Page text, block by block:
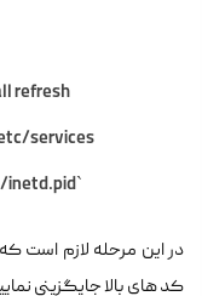
refresh
services
در این مرحله لازم است
کد های بالا جایگزینی